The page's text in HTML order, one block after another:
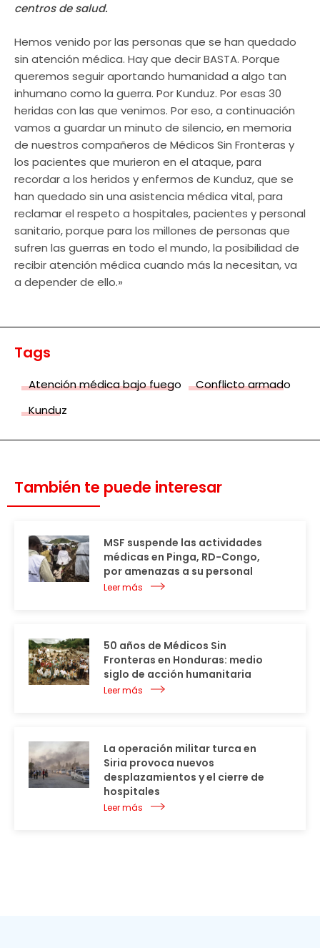
centros de salud.
Hemos venido por las personas que se han quedado
sin atención médica. Hay que decir BASTA. Porque
queremos seguir aportando humanidad a algo tan
inhumano como la guerra. Por Kunduz. Por esas 30
heridas con las que venimos. Por eso, a continuación
vamos a guardar un minuto de silencio, en memoria
de nuestros compañeros de Médicos Sin Fronteras y
los pacientes que murieron en el ataque, para
recordar a los heridos y enfermos de Kunduz, que se
han quedado sin una asistencia médica vital, para
reclamar el respeto a hospitales, pacientes y personal
sanitario, porque para los millones de personas que
sufren las guerras en todo el mundo, la posibilidad de
recibir atención médica cuando más la necesitan, va
a depender de ello.»
Tags
Atención médica bajo fuego
Conflicto armado
Kunduz
También te puede interesar
MSF suspende las actividades
médicas en Pinga, RD-Congo,
por amenazas a su personal
Leer más
50 años de Médicos Sin
Fronteras en Honduras: medio
siglo de acción humanitaria
Leer más
La operación militar turca en
Siria provoca nuevos
desplazamientos y el cierre de
hospitales
Leer más